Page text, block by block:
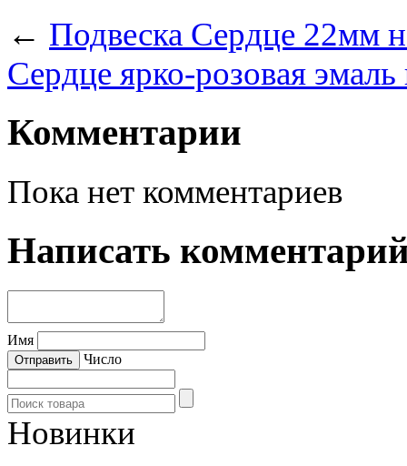
← Подвеска Сердце 22мм
Сердце ярко-розовая
Комментарии
Пока нет комментариев
Написать
Имя
Число
Новинки